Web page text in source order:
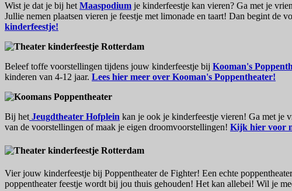
Wist je dat je bij het Maaspodium je kinderfeestje kan vieren? Ga met je
Jullie nemen plaatsen vieren je feestje met limonade en taart! Dan begint
kinderfeestje!
Beleef toffe voorstellingen tijdens jouw kinderfeestje bij Kooman's
kinderen van 4-12 jaar. Lees hier meer over Kooman's Poppentheater!
Bij het Jeugdtheater Hofplein kan je ook je kinderfeestje vieren! Ga met je
van de voorstellingen of maak je eigen droomvoorstellingen! Kijk hier voor
Vier jouw kinderfeestje bij Poppentheater de Fighter! Een echte
poppentheater feestje wordt bij jou thuis gehouden! Het kan allebei! Wil je